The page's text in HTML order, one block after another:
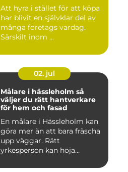
Att hyra i stället för att köpa
har blivit en självklar del av
många företags vardag.
Särskilt inom ...
02. jul
Målare i hässleholm så
väljer du rätt hantverkare
för hem och fasad
En målare i Hässleholm kan
göra mer än att bara fräscha
upp väggar. Rätt
yrkesperson kan höja